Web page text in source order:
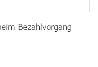
Bezahlvorgang